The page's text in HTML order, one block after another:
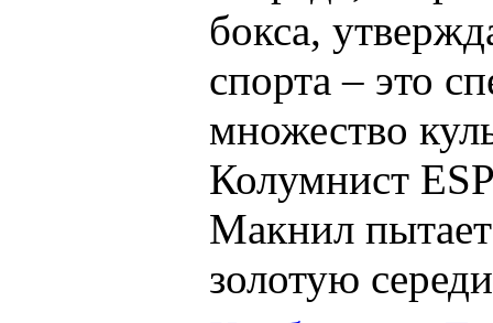
бокса,
спорта – это
множество
Колумнист
Макнил
золотую